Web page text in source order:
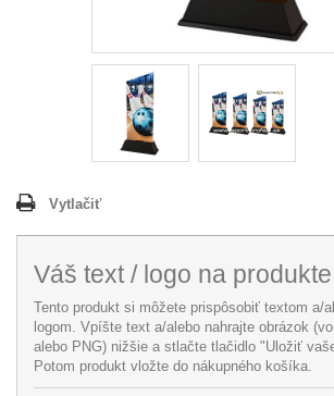
Vytlačiť
Váš text / logo na produkte
Tento produkt si môžete prispôsobiť textom a/
logom. Vpíšte text a/alebo nahrajte obrázok
alebo PNG) nižšie a stlačte tlačidlo "Uložiť
Potom produkt vložte do nákupného košíka.